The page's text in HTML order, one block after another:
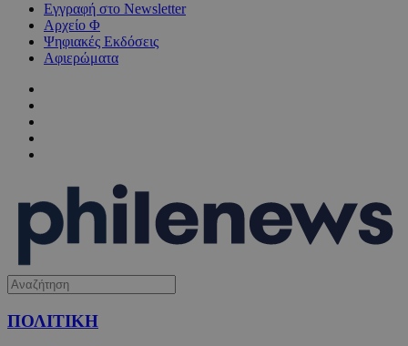
Εγγραφή στο Newsletter
Αρχείο Φ
Ψηφιακές Εκδόσεις
Αφιερώματα
ΠΟΛΙΤΙΚΗ